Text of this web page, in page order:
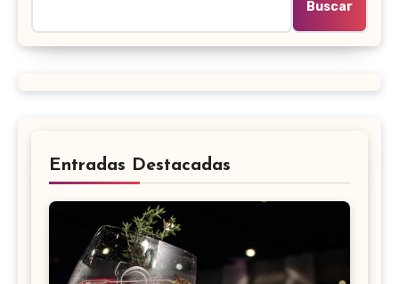
Buscar
Entradas Destacadas